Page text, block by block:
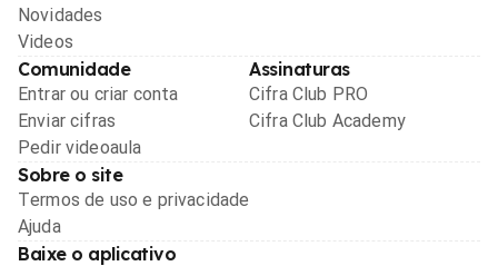
Novidades
Videos
Comunidade
Entrar ou criar conta
Enviar cifras
Pedir videoaula
Assinaturas
Cifra Club PRO
Cifra Club Academy
Sobre o site
Termos de uso e privacidade
Ajuda
Baixe o aplicativo